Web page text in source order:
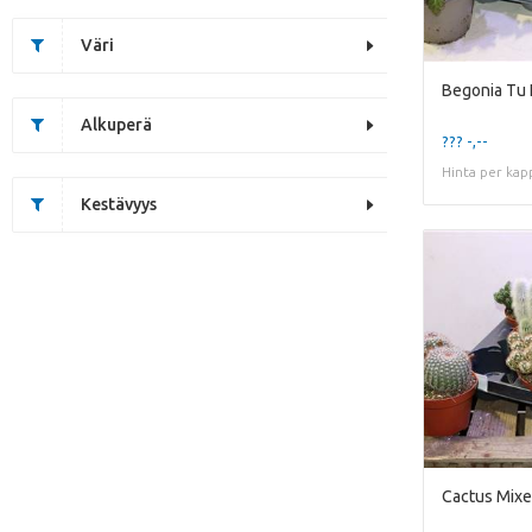
Väri
Alkuperä
Kestävyys
Begonia Tu
??? -,--
Hinta per
Cactus